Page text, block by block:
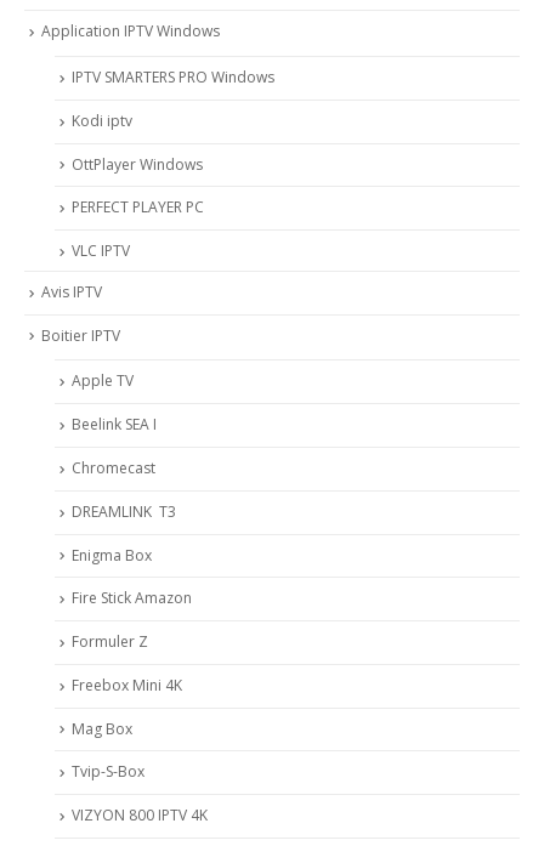
Application IPTV Windows
IPTV SMARTERS PRO Windows
Kodi iptv
OttPlayer Windows
PERFECT PLAYER PC
VLC IPTV
Avis IPTV
Boitier IPTV
Apple TV
Beelink SEA I
Chromecast
DREAMLINK T3
Enigma Box
Fire Stick Amazon
Formuler Z
Freebox Mini 4K
Mag Box
Tvip-S-Box
VIZYON 800 IPTV 4K